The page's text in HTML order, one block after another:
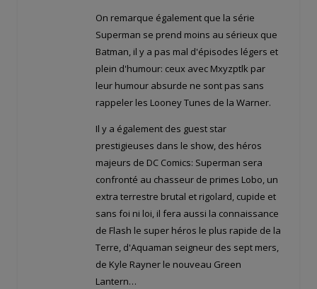
On remarque également que la série
Superman se prend moins au sérieux que
Batman, il y a pas mal d'épisodes légers et
plein d'humour: ceux avec Mxyzptlk par
leur humour absurde ne sont pas sans
rappeler les Looney Tunes de la Warner.
Il y a également des guest star
prestigieuses dans le show, des héros
majeurs de DC Comics: Superman sera
confronté au chasseur de primes Lobo, un
extra terrestre brutal et rigolard, cupide et
sans foi ni loi, il fera aussi la connaissance
de Flash le super héros le plus rapide de la
Terre, d'Aquaman seigneur des sept mers,
de Kyle Rayner le nouveau Green
Lantern…